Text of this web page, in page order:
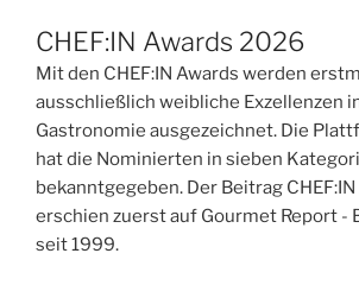
CHEF:IN Awards 2026
Mit den CHEF:IN Awards werden
ausschließlich weibliche Exzellenzen
Gastronomie ausgezeichnet. Die
hat die Nominierten in sieben
bekanntgegeben. Der Beitrag
erschien zuerst auf Gourmet Report -
seit 1999.